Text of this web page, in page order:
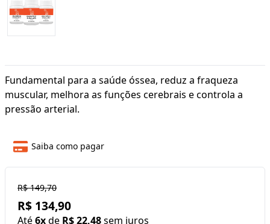
Fundamental para a saúde óssea, reduz a fraqueza
muscular, melhora as funções cerebrais e controla a
pressão arterial.
Saiba como pagar
R$ 149,70
R$ 134,90
Até6xde R$ 22,48sem juros